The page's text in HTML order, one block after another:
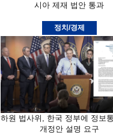
시아 제재 법안 통과
정치/경제
하원 법사위, 한국 정부에 정보
개정안 설명 요구